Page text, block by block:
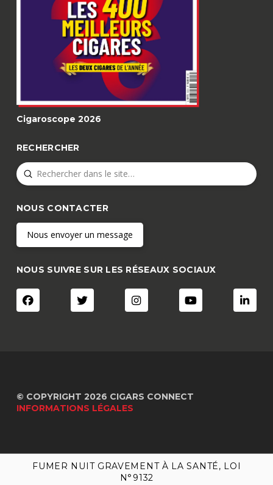
FUMER NUIT GRAVEMENT À LA SANTÉ, LOI
N°9132
Cigaroscope 2026
RECHERCHER
Search
Submit
NOUS CONTACTER
Nous envoyer un message
NOUS SUIVRE SUR LES RÉSEAUX SOCIAUX
© COPYRIGHT 2026 CIGARS CONNECT
INFORMATIONS LÉGALES
FUMER NUIT GRAVEMENT À LA SANTÉ, LOI
N°9132